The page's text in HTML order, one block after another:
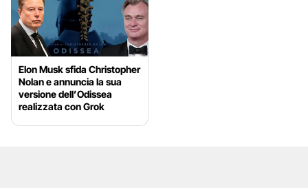
Elon Musk sfida Christopher
Nolan e annuncia la sua
versione dell’Odissea
realizzata con Grok